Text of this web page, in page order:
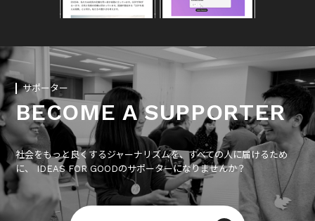
サポーター
BECOME A SUPPORTER
社会をもっと良くするジャーナリズムを、すべての人に届けるため
に、 IDEAS FOR GOODのサポーターになりませんか？